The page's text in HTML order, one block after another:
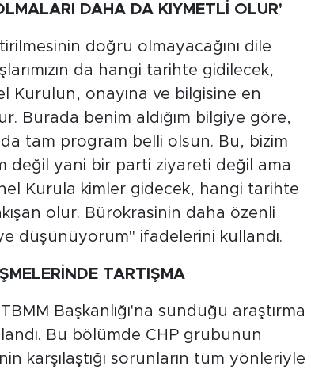
DAHA DA KIYMETLİ OLUR'
doğru olmayacağını dile
da hangi tarihte gidilecek,
Kurulun, onayına ve bilgisine en
Burada benim aldığım bilgiye göre,
tam program belli olsun. Bu, bizim
değil yani bir parti ziyareti değil ama
Kurula kimler gidecek, hangi tarihte
olur. Bürokrasinin daha özenli
düşünüyorum" ifadelerini kullandı.
TARTIŞMA
Başkanlığı'na sunduğu araştırma
Bu bölümde CHP grubunun
karşılaştığı sorunların tüm yönleriyle